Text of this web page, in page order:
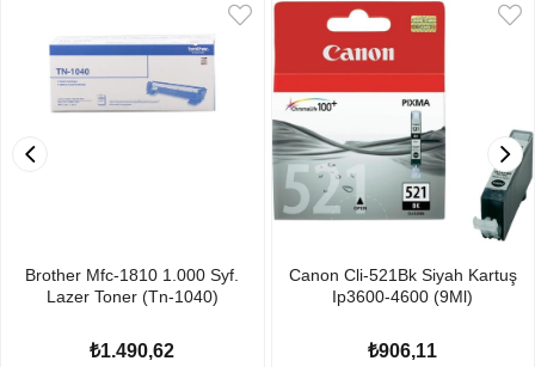
Brother Mfc-1810 1.000 Syf.
Lazer Toner (Tn-1040)
₺1.490,62
Canon Cli-521Bk Siyah Kartuş
Ip3600-4600 (9Ml)
₺906,11